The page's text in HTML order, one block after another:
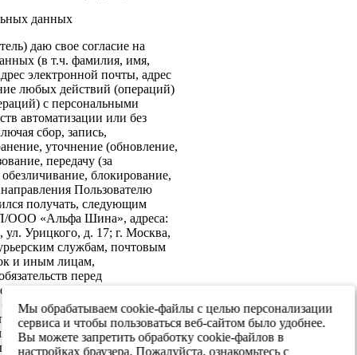
данных
даю свое согласие на
(в т.ч. фамилия, имя,
электронной почты, адрес
любых действий (операций)
с персональными
автоматизации или без
сбор, запись,
уточнение (обновление,
передачу (за
блокирование,
Пользователю
получать, следующим
ООО «Альфа Шина», адреса:
Урицкого, д. 17; г. Москва,
службам, почтовым
и иным лицам,
перед
на передачу в
информационной
данных третьим
реализации целей,
Настоящее согласие
Мы обрабатываем cookie-файлы с целью персонализации
сервиса и чтобы пользоваться веб-сайтом было удобнее.
Вы можете запретить обработку cookie-файлов в
настройках браузера. Пожалуйста, ознакомьтесь с